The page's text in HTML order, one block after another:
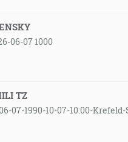
06-07 1000
TZ
07-1990-10-07-10:00-